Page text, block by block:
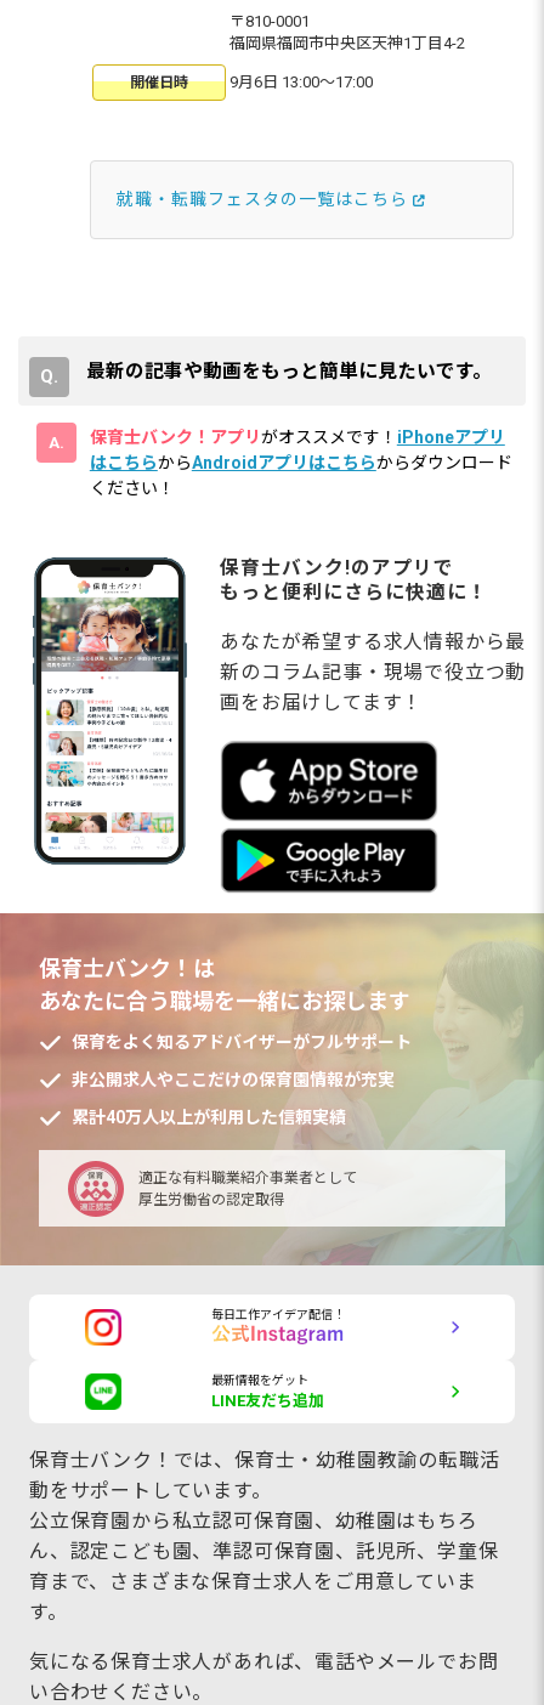
〒810-0001
福岡県福岡市中央区天神1丁目4-2
開催日時 9月6日 13:00〜17:00
就職・転職フェスタの一覧はこちら
最新の記事や動画をもっと簡単に見たいです。
保育士バンク！アプリがオススメです！ iPhoneアプリ
はこちらからAndroidアプリはこちらからダウンロード
ください！
保育士バンク!のアプリで
もっと便利にさらに快適に！
あなたが希望する求人情報から最
新のコラム記事・現場で役立つ動
画をお届けしてます！
保育士バンク！は
あなたに合う職場を一緒にお探します
保育をよく知るアドバイザーがフルサポート
非公開求人やここだけの保育園情報が充実
累計40万人以上が利用した信頼実績
適正な有料職業紹介事業者として
厚生労働省の認定取得
毎日工作アイデア配信！
最新情報をゲット
LINE友だち追加
保育士バンク！では、保育士・幼稚園教諭の転職活
動をサポートしています。
公立保育園から私立認可保育園、幼稚園はもちろ
ん、認定こども園、準認可保育園、託児所、学童保
育まで、さまざまな保育士求人をご用意していま
す。
気になる保育士求人があれば、電話やメールでお問
い合わせください。